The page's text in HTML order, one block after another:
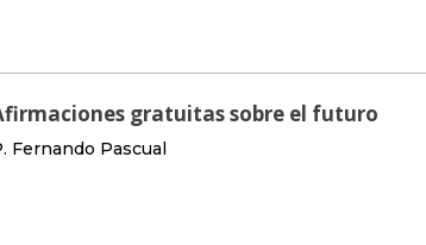
gratuitas sobre el futuro
Fernando Pascual